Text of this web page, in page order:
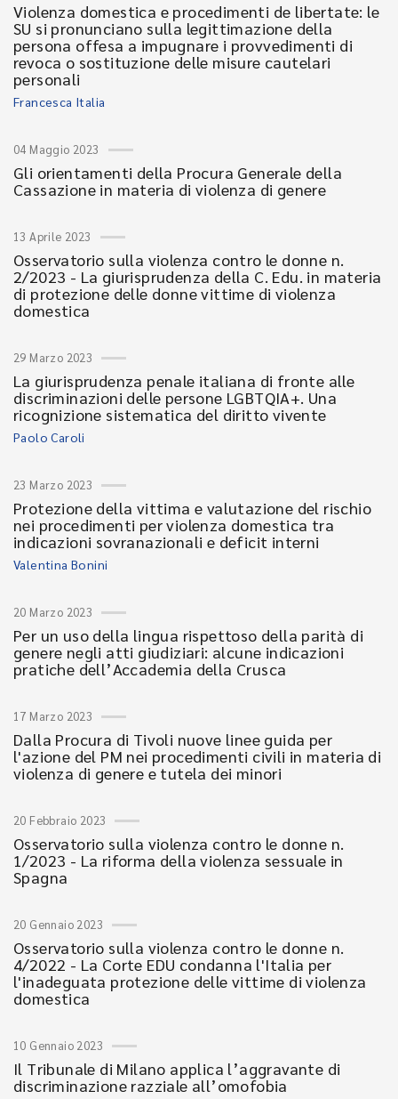
Violenza domestica e procedimenti de libertate: le
SU si pronunciano sulla legittimazione della
persona offesa a impugnare i provvedimenti di
revoca o sostituzione delle misure cautelari
personali
Francesca Italia
04 Maggio 2023
Gli orientamenti della Procura Generale della
Cassazione in materia di violenza di genere
13 Aprile 2023
Osservatorio sulla violenza contro le donne n.
2/2023 - La giurisprudenza della C. Edu. in materia
di protezione delle donne vittime di violenza
domestica
29 Marzo 2023
La giurisprudenza penale italiana di fronte alle
discriminazioni delle persone LGBTQIA+. Una
ricognizione sistematica del diritto vivente
Paolo Caroli
23 Marzo 2023
Protezione della vittima e valutazione del rischio
nei procedimenti per violenza domestica tra
indicazioni sovranazionali e deficit interni
Valentina Bonini
20 Marzo 2023
Per un uso della lingua rispettoso della parità di
genere negli atti giudiziari: alcune indicazioni
pratiche dell’Accademia della Crusca
17 Marzo 2023
Dalla Procura di Tivoli nuove linee guida per
l'azione del PM nei procedimenti civili in materia di
violenza di genere e tutela dei minori
20 Febbraio 2023
Osservatorio sulla violenza contro le donne n.
1/2023 - La riforma della violenza sessuale in
Spagna
20 Gennaio 2023
Osservatorio sulla violenza contro le donne n.
4/2022 - La Corte EDU condanna l'Italia per
l'inadeguata protezione delle vittime di violenza
domestica
10 Gennaio 2023
Il Tribunale di Milano applica l’aggravante di
discriminazione razziale all’omofobia